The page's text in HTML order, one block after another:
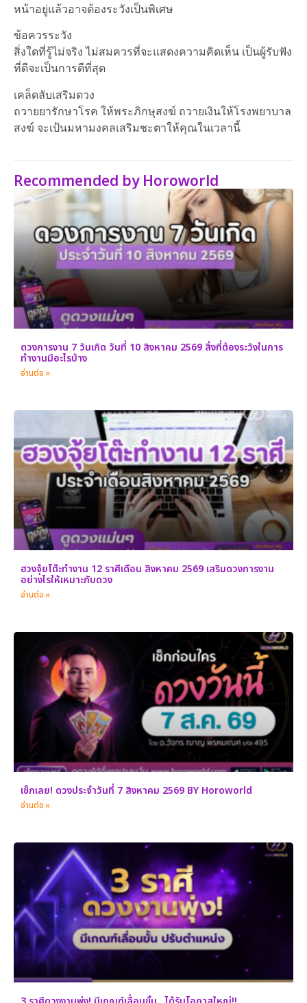
หน้าอยู่แล้วอาจต้องระวังเป็นพิเศษ
ข้อควรระวัง
สิ่งใดที่รู้ไม่จริง ไม่สมควรที่จะแสดงความคิดเห็น เป็นผู้รับฟัง
ที่ดีจะเป็นการดีที่สุด
เคล็ดลับเสริมดวง
ถวายยารักษาโรค ให้พระภิกษุสงฆ์ ถวายเงินให้โรงพยาบาล
สงฆ์ จะเป้นมหามงคลเสริมชะตาให้คุณในเวลานี้
Recommended by Horoworld
ดวงการงาน 7 วันเกิด วันที่ 10 สิงหาคม 2569 สิ่งที่ต้องระวังในการ
ทำงานมีอะไรบ้าง
อ่านต่อ »
ฮวงจุ้ยโต๊ะทำงาน 12 ราศีเดือน สิงหาคม 2569 เสริมดวงการงาน
อย่างไรให้เหมาะกับดวง
อ่านต่อ »
เช็กเลย! ดวงประจำวันที่ 7 สิงหาคม 2569 BY Horoworld
อ่านต่อ »